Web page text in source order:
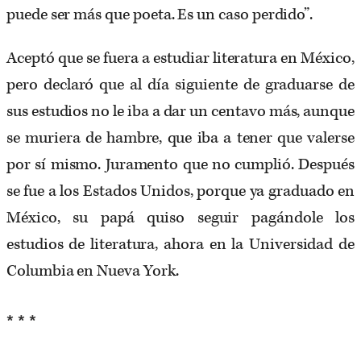
puede ser más que poeta. Es un caso perdido”.
Aceptó que se fuera a estudiar literatura en México,
pero declaró que al día siguiente de graduarse de
sus estudios no le iba a dar un centavo más, aunque
se muriera de hambre, que iba a tener que valerse
por sí mismo. Juramento que no cumplió. Después
se fue a los Estados Unidos, porque ya graduado en
México, su papá quiso seguir pagándole los
estudios de literatura, ahora en la Universidad de
Columbia en Nueva York.
* * *